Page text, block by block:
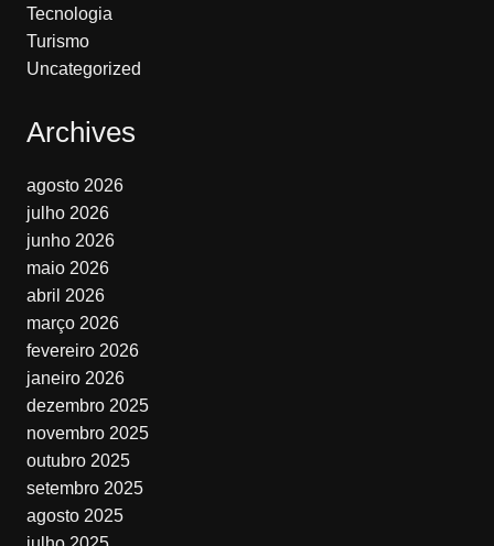
Tecnologia
Turismo
Uncategorized
Archives
agosto 2026
julho 2026
junho 2026
maio 2026
abril 2026
março 2026
fevereiro 2026
janeiro 2026
dezembro 2025
novembro 2025
outubro 2025
setembro 2025
agosto 2025